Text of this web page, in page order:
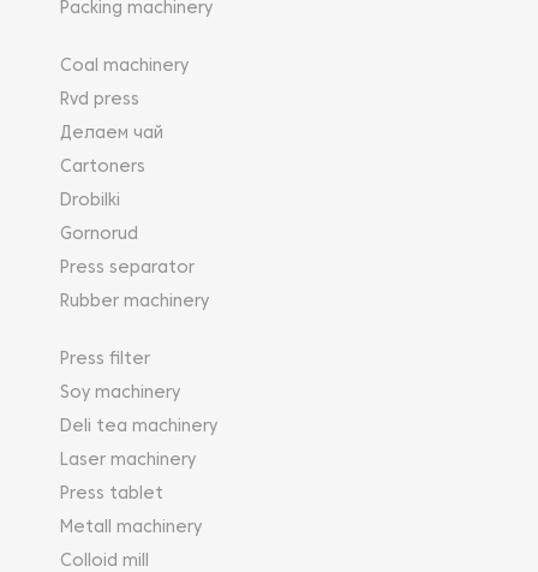
материалов.
Машины для нанесения бесшовных покрытий не
управляются при помощи кнопочного пульта.
Packing machinery
Coal machinery
Rvd press
Делаем чай
Cartoners
Drobilki
Gornorud
Press separator
Rubber machinery
Press filter
Soy machinery
Deli tea machinery
Laser machinery
Press tablet
Metall machinery
Colloid mill